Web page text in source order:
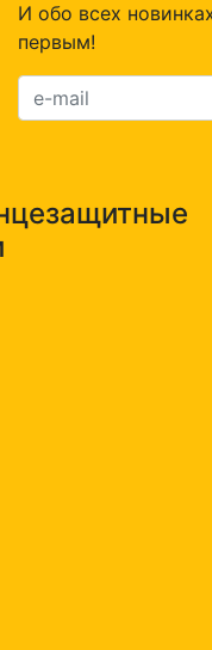
И обо всех
первым!